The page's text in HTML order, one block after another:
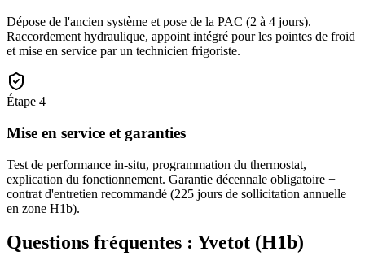
Dépose de l'ancien système et pose de la PAC (2 à 4 jours).
Raccordement hydraulique, appoint intégré pour les pointes de froid
et mise en service par un technicien frigoriste.
Étape 4
Mise en service et garanties
Test de performance in-situ, programmation du thermostat,
explication du fonctionnement. Garantie décennale obligatoire +
contrat d'entretien recommandé (225 jours de sollicitation annuelle
en zone H1b).
Questions fréquentes : Yvetot (H1b)